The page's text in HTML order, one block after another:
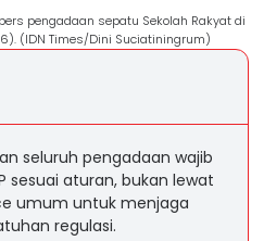
pengadaan sepatu Sekolah Rakyat di
(IDN Times/Dini Suciatiningrum)
seluruh pengadaan wajib
sesuai aturan, bukan lewat
umum untuk menjaga
regulasi.